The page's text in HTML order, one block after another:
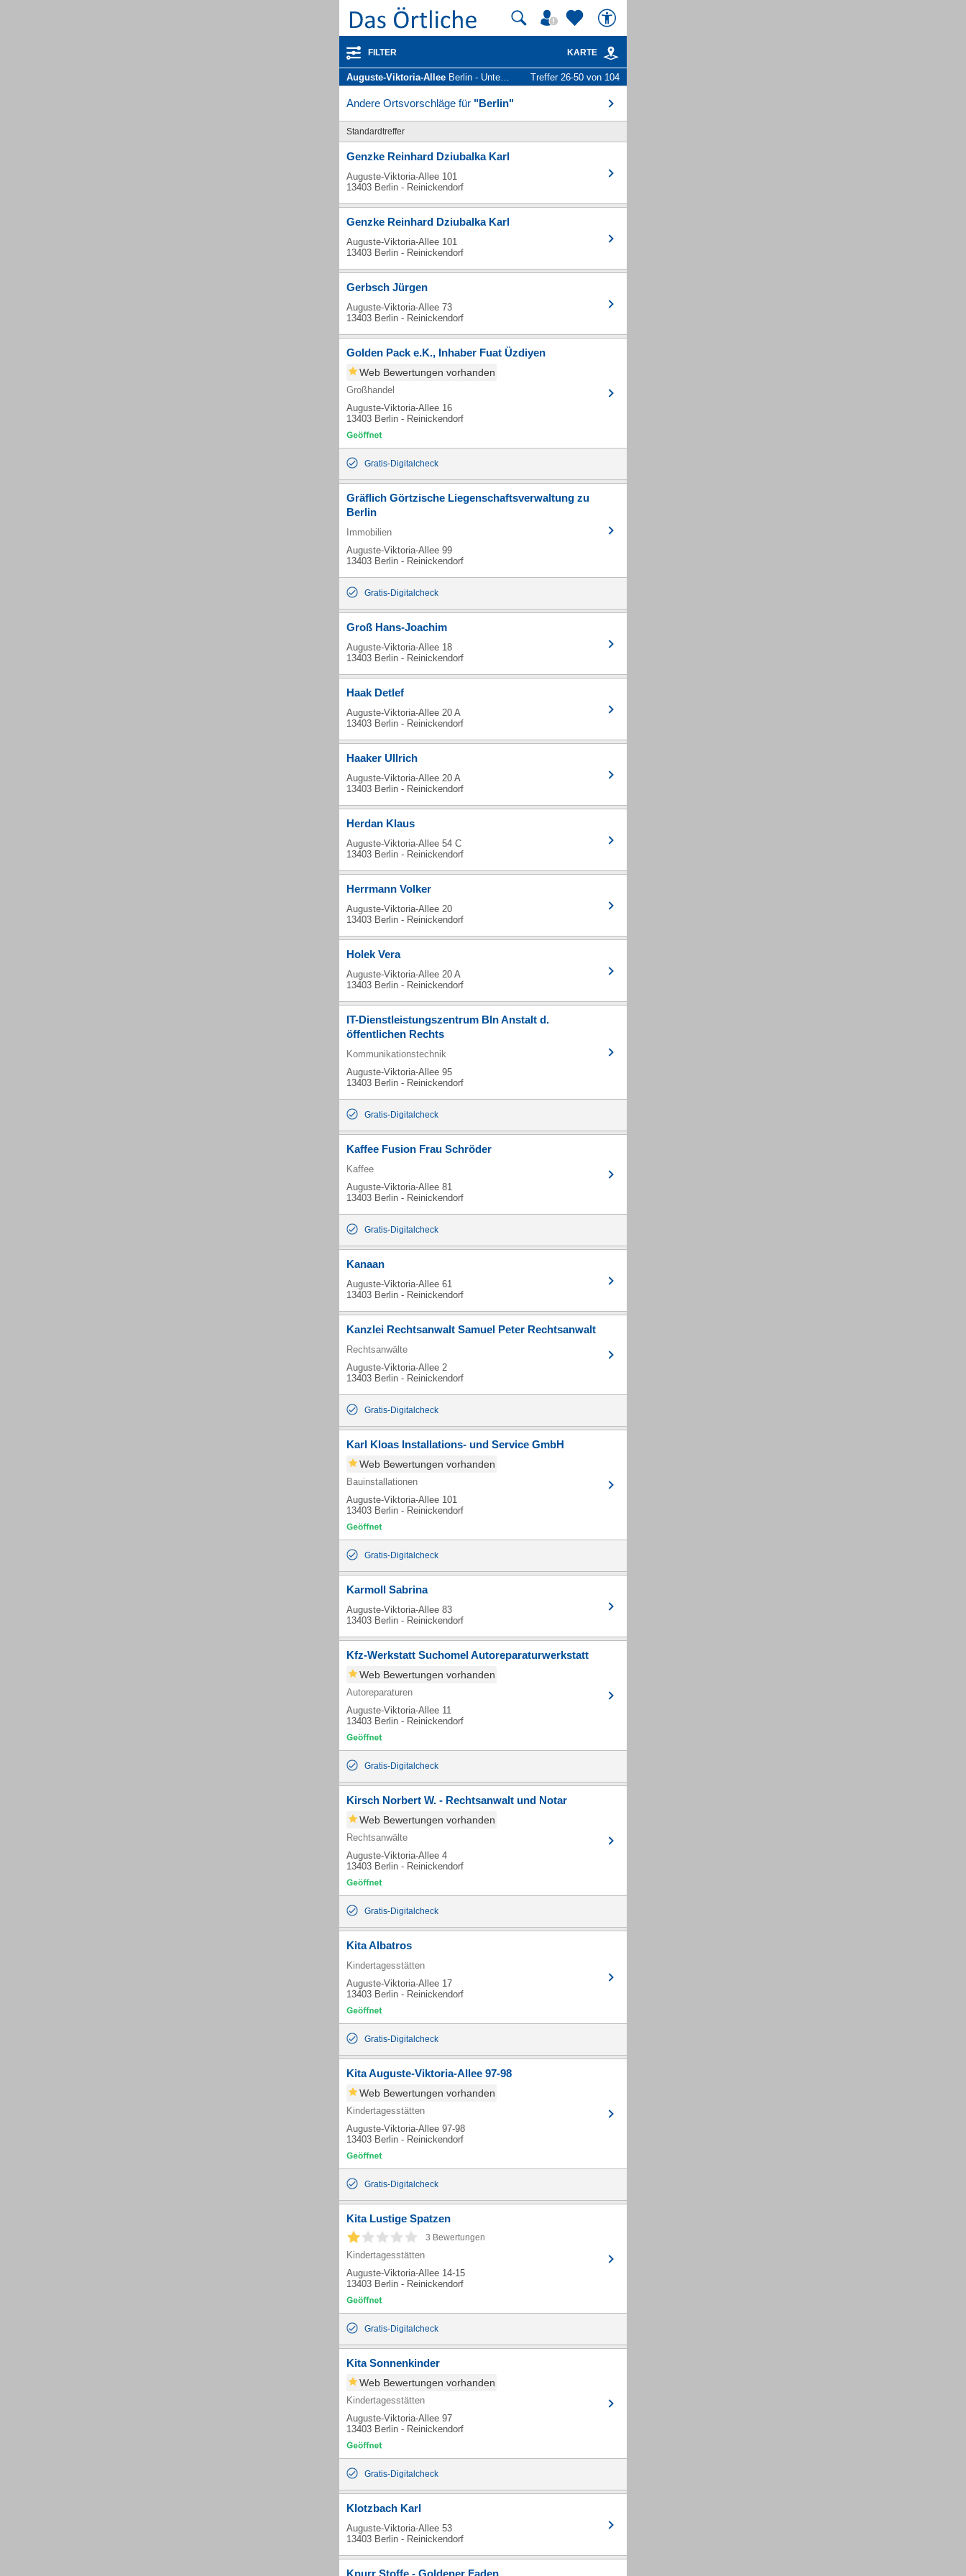
FILTER KARTE
Auguste-Viktoria-Allee Berlin - Unternehmen und Personen Treffer 26-50 von 104
Andere Ortsvorschläge für "Berlin"
Standardtreffer
Genzke Reinhard Dziubalka Karl
Auguste-Viktoria-Allee 101
13403 Berlin - Reinickendorf
Genzke Reinhard Dziubalka Karl
Auguste-Viktoria-Allee 101
13403 Berlin - Reinickendorf
Gerbsch Jürgen
Auguste-Viktoria-Allee 73
13403 Berlin - Reinickendorf
Golden Pack e.K., Inhaber Fuat Üzdiyen
Web Bewertungen vorhanden
Großhandel
Auguste-Viktoria-Allee 16
13403 Berlin - Reinickendorf
Gratis-Digitalcheck
Gräflich Görtzische Liegenschaftsverwaltung zu
Berlin
Immobilien
Auguste-Viktoria-Allee 99
13403 Berlin - Reinickendorf
Gratis-Digitalcheck
Groß Hans-Joachim
Auguste-Viktoria-Allee 18
13403 Berlin - Reinickendorf
Haak Detlef
Auguste-Viktoria-Allee 20 A
13403 Berlin - Reinickendorf
Haaker Ullrich
Auguste-Viktoria-Allee 20 A
13403 Berlin - Reinickendorf
Herdan Klaus
Auguste-Viktoria-Allee 54 C
13403 Berlin - Reinickendorf
Herrmann Volker
Auguste-Viktoria-Allee 20
13403 Berlin - Reinickendorf
Holek Vera
Auguste-Viktoria-Allee 20 A
13403 Berlin - Reinickendorf
IT-Dienstleistungszentrum Bln Anstalt d.
öffentlichen Rechts
Kommunikationstechnik
Auguste-Viktoria-Allee 95
13403 Berlin - Reinickendorf
Gratis-Digitalcheck
Kaffee Fusion Frau Schröder
Kaffee
Auguste-Viktoria-Allee 81
13403 Berlin - Reinickendorf
Gratis-Digitalcheck
Kanaan
Auguste-Viktoria-Allee 61
13403 Berlin - Reinickendorf
Kanzlei Rechtsanwalt Samuel Peter Rechtsanwalt
Rechtsanwälte
Auguste-Viktoria-Allee 2
13403 Berlin - Reinickendorf
Gratis-Digitalcheck
Karl Kloas Installations- und Service GmbH
Web Bewertungen vorhanden
Bauinstallationen
Auguste-Viktoria-Allee 101
13403 Berlin - Reinickendorf
Gratis-Digitalcheck
Karmoll Sabrina
Auguste-Viktoria-Allee 83
13403 Berlin - Reinickendorf
Kfz-Werkstatt Suchomel Autoreparaturwerkstatt
Web Bewertungen vorhanden
Autoreparaturen
Auguste-Viktoria-Allee 11
13403 Berlin - Reinickendorf
Gratis-Digitalcheck
Kirsch Norbert W. - Rechtsanwalt und Notar
Web Bewertungen vorhanden
Rechtsanwälte
Auguste-Viktoria-Allee 4
13403 Berlin - Reinickendorf
Gratis-Digitalcheck
Kita Albatros
Kindertagesstätten
Auguste-Viktoria-Allee 17
13403 Berlin - Reinickendorf
Gratis-Digitalcheck
Kita Auguste-Viktoria-Allee 97-98
Web Bewertungen vorhanden
Kindertagesstätten
Auguste-Viktoria-Allee 97-98
13403 Berlin - Reinickendorf
Gratis-Digitalcheck
Kita Lustige Spatzen
3 Bewertungen
Kindertagesstätten
Auguste-Viktoria-Allee 14-15
13403 Berlin - Reinickendorf
Gratis-Digitalcheck
Kita Sonnenkinder
Web Bewertungen vorhanden
Kindertagesstätten
Auguste-Viktoria-Allee 97
13403 Berlin - Reinickendorf
Gratis-Digitalcheck
Klotzbach Karl
Auguste-Viktoria-Allee 53
13403 Berlin - Reinickendorf
Knurr Stoffe - Goldener Faden